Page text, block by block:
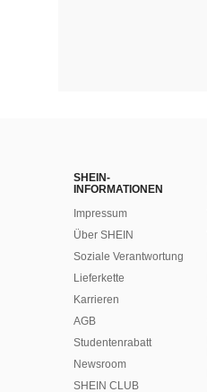
SHEIN-
INFORMATIONEN
Impressum
Über SHEIN
Soziale Verantwortung
Lieferkette
Karrieren
AGB
Studentenrabatt
Newsroom
SHEIN CLUB